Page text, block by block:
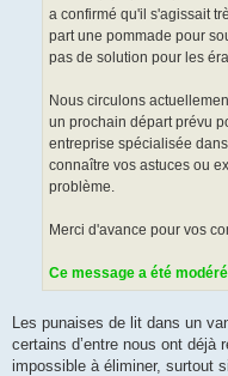
a confirmé qu'il s'agissait
part une pommade pour
pas de solution pour les
Nous circulons
un prochain départ prévu
entreprise spécialisée
connaître vos astuces ou
problème.
Merci d'avance pour vos
Ce message a été
Les punaises de lit dans un
certains d’entre nous ont déjà
impossible à éliminer, surtout